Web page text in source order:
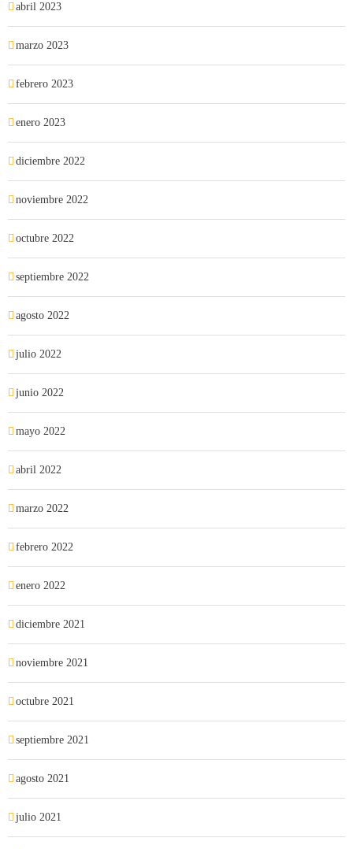
abril 2023
marzo 2023
febrero 2023
enero 2023
diciembre 2022
noviembre 2022
octubre 2022
septiembre 2022
agosto 2022
julio 2022
junio 2022
mayo 2022
abril 2022
marzo 2022
febrero 2022
enero 2022
diciembre 2021
noviembre 2021
octubre 2021
septiembre 2021
agosto 2021
julio 2021